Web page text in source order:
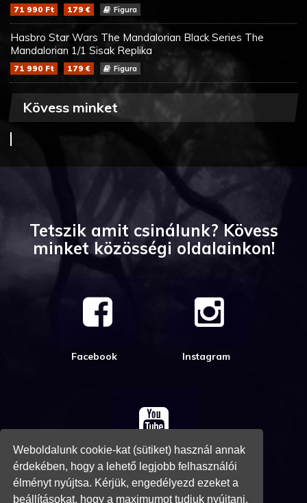
Weboldalunk cookie-kat (sütiket) használ annak
érdekében, hogy a lehető legjobb felhasználói
élményt nyújtsa. Kérjük, engedélyezd ezeket a
beállításokat, hogy a maximumot tudjuk nyújtani.
71 990 Ft 179 € Figura
Hasbro Star Wars The Mandalorian Black Series The
Mandalorian 1/1 Sisak Replika
71 990 Ft 179 € Figura
Kövess minket
Tetszik amit csinálunk? Kövess
minket közösségi oldalainkon!
Facebook Instagram
Youtube